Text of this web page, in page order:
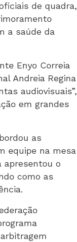
de quadra,
a saúde da
Enyo Correia
Andreia Regina
audiovisuais”,
em grandes
as
equipe na mesa
apresentou o
como as